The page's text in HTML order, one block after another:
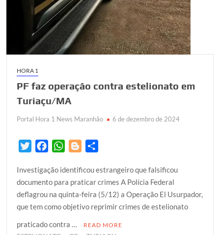
HORA 1
PF faz operação contra estelionato em
Turiaçu/MA
Portal Hora 1 News Maranhão 6 de dezembro de 2024
i
t
t
e
r
c
e
b
o
o
W
a
t
s
A
p
o
g
g
e
r
a
r
e
Investigação identificou estrangeiro que falsificou
documento para praticar crimes A Polícia Federal
deflagrou na quinta-feira (5/12) a Operação El Usurpador,
que tem como objetivo reprimir crimes de estelionato
praticado contra …
READ MORE